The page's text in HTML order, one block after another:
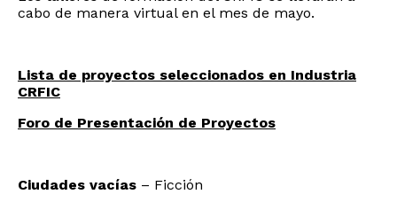
cabo de manera virtual en el mes de mayo.
Lista de proyectos seleccionados en Industria
CRFIC
Foro de Presentación de Proyectos
Ciudades vacías – Ficción